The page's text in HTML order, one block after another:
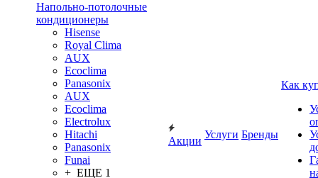
Напольно-потолочные
кондиционеры
Hisense
Royal Clima
AUX
Ecoclima
Panasonix
AUX
Ecoclima
Electrolux
Hitachi
Panasonix
Funai
+ ЕЩЕ 1
Акции
Услуги Бренды
Как